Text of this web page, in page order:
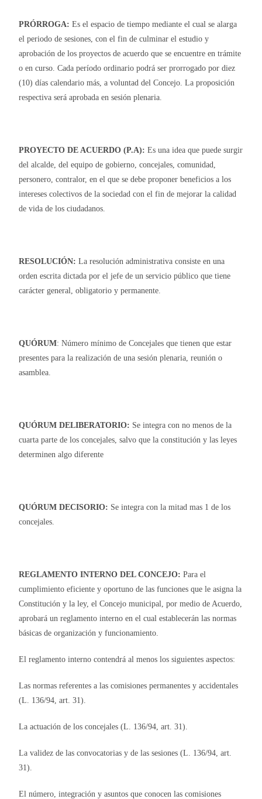
PRÓRROGA: Es el espacio de tiempo mediante el cual se alarga
el periodo de sesiones, con el fin de culminar el estudio y
aprobación de los proyectos de acuerdo que se encuentre en trámite
o en curso. Cada período ordinario podrá ser prorrogado por diez
(10) días calendario más, a voluntad del Concejo. La proposición
respectiva será aprobada en sesión plenaria.
PROYECTO DE ACUERDO (P.A): Es una idea que puede surgir
del alcalde, del equipo de gobierno, concejales, comunidad,
personero, contralor, en el que se debe proponer beneficios a los
intereses colectivos de la sociedad con el fin de mejorar la calidad
de vida de los ciudadanos.
RESOLUCIÓN: La resolución administrativa consiste en una
orden escrita dictada por el jefe de un servicio público que tiene
carácter general, obligatorio y permanente.
QUÓRUM: Número mínimo de Concejales que tienen que estar
presentes para la realización de una sesión plenaria, reunión o
asamblea.
QUÓRUM DELIBERATORIO: Se integra con no menos de la
cuarta parte de los concejales, salvo que la constitución y las leyes
determinen algo diferente
QUÓRUM DECISORIO: Se integra con la mitad mas 1 de los
concejales.
REGLAMENTO INTERNO DEL CONCEJO: Para el
cumplimiento eficiente y oportuno de las funciones que le asigna la
Constitución y la ley, el Concejo municipal, por medio de Acuerdo,
aprobará un reglamento interno en el cual establecerán las normas
básicas de organización y funcionamiento.
El reglamento interno contendrá al menos los siguientes aspectos:
Las normas referentes a las comisiones permanentes y accidentales
(L. 136/94, art. 31).
La actuación de los concejales (L. 136/94, art. 31).
La validez de las convocatorias y de las sesiones (L. 136/94, art.
31).
El número, integración y asuntos que conocen las comisiones